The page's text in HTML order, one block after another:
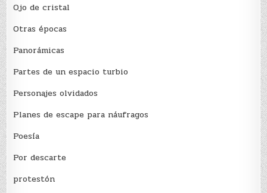
Ojo de cristal
Otras épocas
Panorámicas
Partes de un espacio turbio
Personajes olvidados
Planes de escape para náufragos
Poesía
Por descarte
protestón